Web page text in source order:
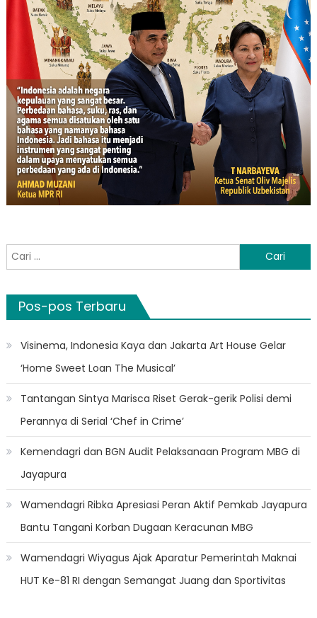
Cari
untuk:
Pos-pos Terbaru
Visinema, Indonesia Kaya dan Jakarta Art House Gelar
‘Home Sweet Loan The Musical’
Tantangan Sintya Marisca Riset Gerak-gerik Polisi demi
Perannya di Serial ‘Chef in Crime’
Kemendagri dan BGN Audit Pelaksanaan Program MBG di
Jayapura
Wamendagri Ribka Apresiasi Peran Aktif Pemkab Jayapura
Bantu Tangani Korban Dugaan Keracunan MBG
Wamendagri Wiyagus Ajak Aparatur Pemerintah Maknai
HUT Ke-81 RI dengan Semangat Juang dan Sportivitas